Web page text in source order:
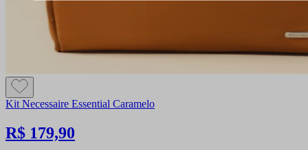
Kit Necessaire Essential Caramelo
R$ 179,90